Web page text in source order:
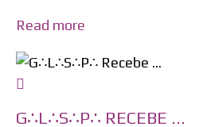
Read more
G∴L∴S∴P∴ RECEBE ...